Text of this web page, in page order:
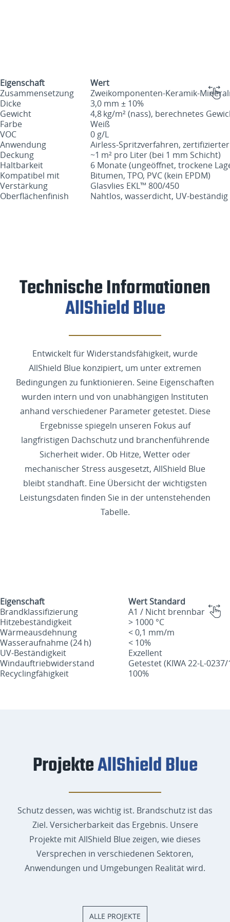
Eigenschaft
Wert
Zusammensetzung
Zweikomponenten-Keramik-
Dicke
3,0 mm ± 10%
Gewicht
4,8 kg/m² (nass), berechnetes
Farbe
Weiß
VOC
0 g/L
Anwendung
Airless-Spritzverfahren,
Deckung
~1 m² pro Liter (bei 1 mm Schicht)
Haltbarkeit
6 Monate (ungeöffnet, trockene
Kompatibel mit
Bitumen, TPO, PVC (kein EPDM)
Verstärkung
Glasvlies EKL™ 800/450
Oberflächenfinish
Nahtlos, wasserdicht, UV-beständig
Technische Informationen
AllShield Blue
Entwickelt für Widerstandsfähigkeit, wurde
AllShield Blue konzipiert, um unter extremen
Bedingungen zu funktionieren. Seine Eigenschaften
wurden intern und von unabhängigen Instituten
anhand verschiedener Parameter getestet. Diese
Ergebnisse spiegeln unseren Fokus auf
langfristigen Dachschutz und branchenführende
Sicherheit wider. Ob Hitze, Wetter oder
mechanischer Stress ausgesetzt, AllShield Blue
bleibt standhaft. Eine Übersicht der wichtigsten
Leistungsdaten finden Sie in der untenstehenden
Tabelle.
Eigenschaft
Wert Standard
Brandklassifizierung
A1 / Nicht brennbar
Hitzebeständigkeit
> 1000 °C
Wärmeausdehnung
< 0,1 mm/m
Wasseraufnahme (24 h)
< 10%
UV-Beständigkeit
Exzellent
Windauftriebwiderstand
Getestet (KIWA 22-L-0237/
Recyclingfähigkeit
100%
ProjekteAllShield Blue
Schutz dessen, was wichtig ist. Brandschutz ist das
Ziel. Versicherbarkeit das Ergebnis. Unsere
Projekte mit AllShield Blue zeigen, wie dieses
Versprechen in verschiedenen Sektoren,
Anwendungen und Umgebungen Realität wird.
ALLE PROJEKTE